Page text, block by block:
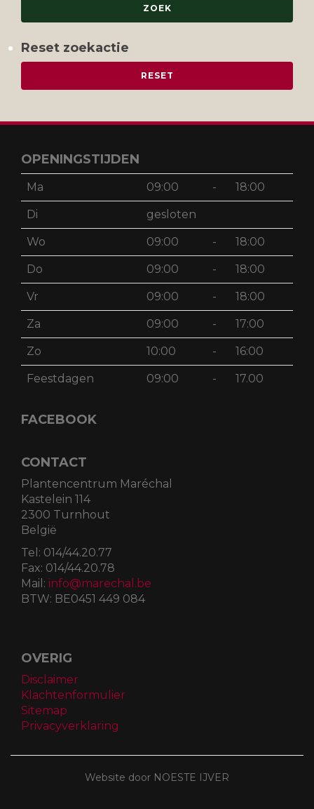
Reset zoekactie
OPENINGSTIJDEN
Ma 09:00 - 18:00
Di gesloten
Wo 09:00 - 18:00
Do 09:00 - 18:00
Vr 09:00 - 18:00
Za 09:00 - 17:00
Zo 10:00 - 16:00
Feestdagen 09:00 - 17.00
FACEBOOK
CONTACT
Plantencentrum Maréchal
Kastelein 114
2300 Turnhout
België
Tel: 014/44.20.77
Fax: 014/44.20.78
Mail: info@marechal.be
BTW: BE0451 449 084
OVERIG
Disclaimer
Klachtenformulier
Sitemap
Privacyverklaring
Website door NOESTE IJVER